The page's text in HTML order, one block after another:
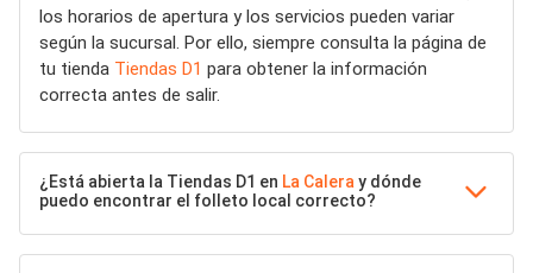
los horarios de apertura y los servicios pueden variar
según la sucursal. Por ello, siempre consulta la página de
tu tienda Tiendas D1 para obtener la información
correcta antes de salir.
¿Está abierta la Tiendas D1 en La Calera y dónde
puedo encontrar el folleto local correcto?